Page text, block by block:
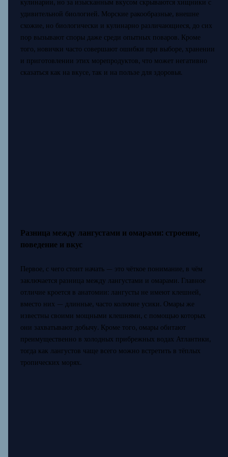
кулинарии, но за изысканным вкусом скрываются хищники с
удивительной биологией. Морские ракообразные, внешне
схожие, но биологически и кулинарно различающиеся, до сих
пор вызывают споры даже среди опытных поваров. Кроме
того, новички часто совершают ошибки при выборе, хранении
и приготовлении этих морепродуктов, что может негативно
сказаться как на вкусе, так и на пользе для здоровья.
Разница между лангустами и омарами: строение,
поведение и вкус
Первое, с чего стоит начать — это чёткое понимание, в чём
заключается разница между лангустами и омарами. Главное
отличие кроется в анатомии: лангусты не имеют клешней,
вместо них — длинные, часто колючие усики. Омары же
известны своими мощными клешнями, с помощью которых
они захватывают добычу. Кроме того, омары обитают
преимущественно в холодных прибрежных водах Атлантики,
тогда как лангустов чаще всего можно встретить в тёплых
тропических морях.